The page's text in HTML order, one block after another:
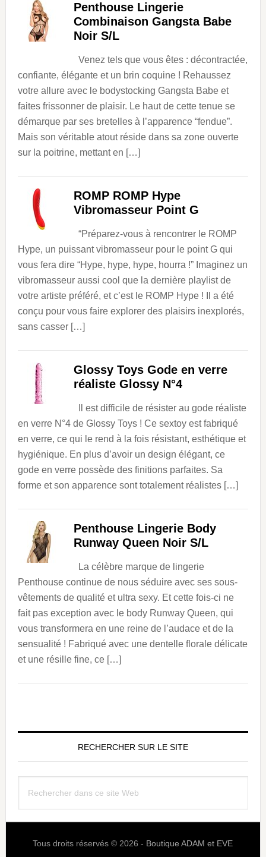
Penthouse Lingerie
Combinaison Gangsta Babe
Noir S/L
Venez tels que vous êtes : décontractée,
confiante, élégante et un brin coquine ! Rehaussez
votre allure avec le bodystocking Gangsta Babe et
faites frissonner de plaisir. Le haut de cette tenue se
démarque par ses bretelles à l’apparence “fendue”.
Mais son véritable atout réside dans sa zone ouverte
sur la poitrine, mettant en […]
ROMP ROMP Hype
Vibromasseur Point G
“Préparez-vous à rencontrer le ROMP
Hype, un puissant vibromasseur pour le point G qui
vous fera dire “Hype, hype, hype, hourra !” Imaginez un
vibromasseur aussi cool que la dernière playlist de
votre artiste préféré, et c’est le ROMP Hype ! Il a été
conçu pour vous faire explorer des plaisirs inexplorés,
sans casser […]
Glossy Toys Gode en verre
réaliste Glossy N°4
Il est difficile de résister au gode réaliste
en verre N°4 de Glossy Toys ! Ce sextoy est fabriqué
en verre, ce qui le rend à la fois résistant, esthétique et
hygiénique. En plus d’avoir un design élégant, ce
gode en verre possède des finitions parfaites. Sa
forme et son apparence sont totalement réalistes […]
Penthouse Lingerie Body
Runway Queen Noir S/L
La célèbre marque de lingerie
Penthouse continue de nous séduire avec ses sous-
vêtements de qualité et ultra sexy. Et cette fois-ci ne
fait pas exception avec le body Runway Queen, qui
vous transformera en une reine de l’audace et de la
sensualité ! Fabriqué avec une dentelle florale délicate
et une résille fine, ce […]
Barre
principale
RECHERCHER SUR LE SITE
dans
WebTous droits réservés © 2026 - Boutique ADAM et EVE